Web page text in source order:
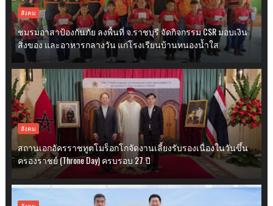
สังคม
ชมรมอาสาป้องกันภัย ลงพื้นที่ จ.ราชบุรี จัดกิจกรรม CSR มอบเงิน
สิ่งของ และอาหารกลางวัน แก่โรงเรียนบ้านหนองน้ำใส
สังคม
สถานเอกอัครราชทูตโมร็อกโกจัดงานเลี้ยงรับรองเนื่องในวันขึ้น
ครองราชย์ (Throne Day) ครบรอบ 27 ปี